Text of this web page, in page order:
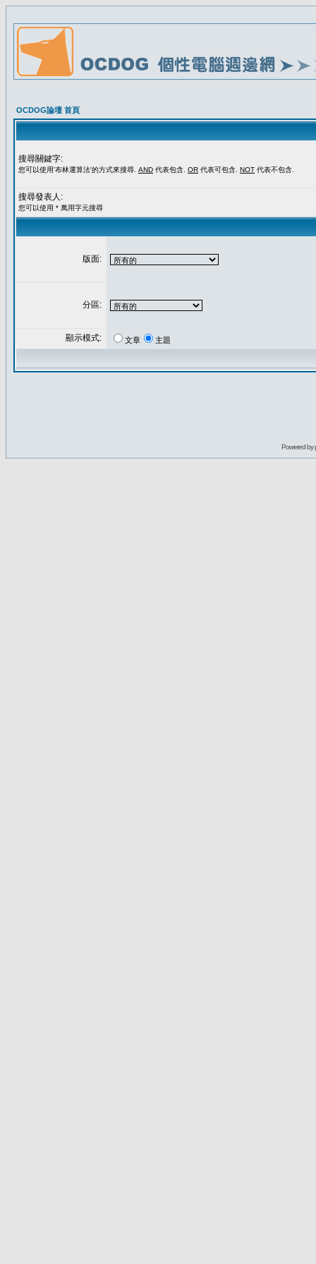
OCDOG論壇 首頁
搜尋關鍵字:
您可以使用'布林運算法'的方式來搜尋. AND 代表包含. OR 代表可包含. NOT 代表不包含.
搜尋發表人:
您可以使用 * 萬用字元搜尋
版面:
分區:
顯示模式: 文章 主題
Powered by